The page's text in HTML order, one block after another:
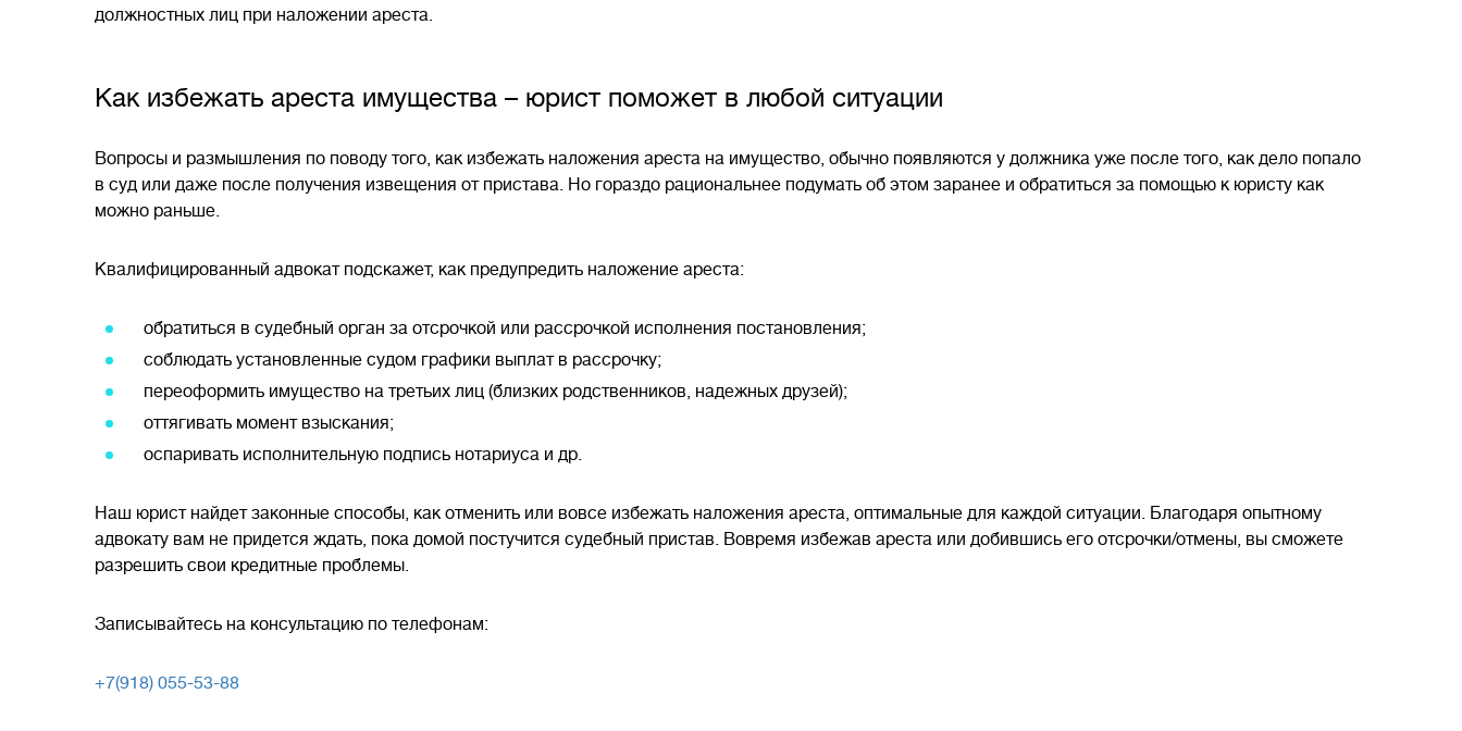
должностных лиц при наложении ареста.
Как избежать ареста имущества – юрист поможет в любой ситуации
Вопросы и размышления по поводу того, как избежать наложения ареста на имущество, обычно появляются у должника уже после того, как дело попало
в суд или даже после получения извещения от пристава. Но гораздо рациональнее подумать об этом заранее и обратиться за помощью к юристу как
можно раньше.
Квалифицированный адвокат подскажет, как предупредить наложение ареста:
обратиться в судебный орган за отсрочкой или рассрочкой исполнения постановления;
соблюдать установленные судом графики выплат в рассрочку;
переоформить имущество на третьих лиц (близких родственников, надежных друзей);
оттягивать момент взыскания;
оспаривать исполнительную подпись нотариуса и др.
Наш юрист найдет законные способы, как отменить или вовсе избежать наложения ареста, оптимальные для каждой ситуации. Благодаря опытному
адвокату вам не придется ждать, пока домой постучится судебный пристав. Вовремя избежав ареста или добившись его отсрочки/отмены, вы сможете
разрешить свои кредитные проблемы.
Записывайтесь на консультацию по телефонам:
+7(918) 055-53-88